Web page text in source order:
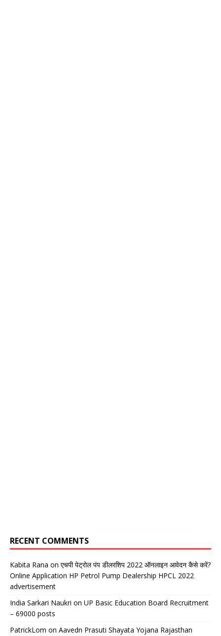
RECENT COMMENTS
Kabita Rana on एचपी पेट्रोल पंप डीलरशिप 2022 ऑनलाइन आवेदन कैसे करें?
Online Application HP Petrol Pump Dealership HPCL 2022
advertisement
India Sarkari Naukri on UP Basic Education Board Recruitment
– 69000 posts
PatrickLom on Aavedn Prasuti Shayata Yojana Rajasthan